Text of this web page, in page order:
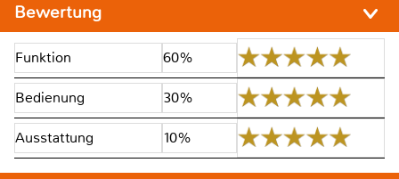
Bewertung
Funktion 60%
Bedienung 30%
Ausstattung 10%